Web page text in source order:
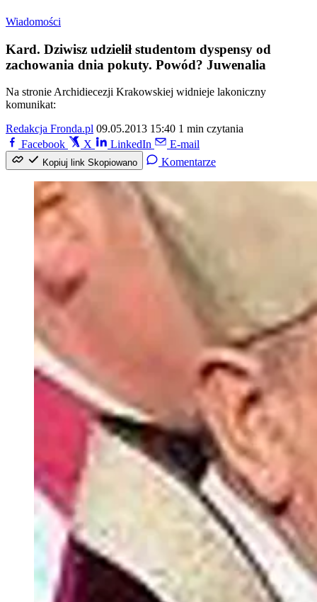
Wiadomości
Kard. Dziwisz udzielił studentom dyspensy od
zachowania dnia pokuty. Powód? Juwenalia
Na stronie Archidiecezji Krakowskiej widnieje lakoniczny
komunikat:
Redakcja Fronda.pl 09.05.2013 15:40 1 min czytania
Facebook
X LinkedIn E-mail
Kopiuj link Skopiowano Komentarze